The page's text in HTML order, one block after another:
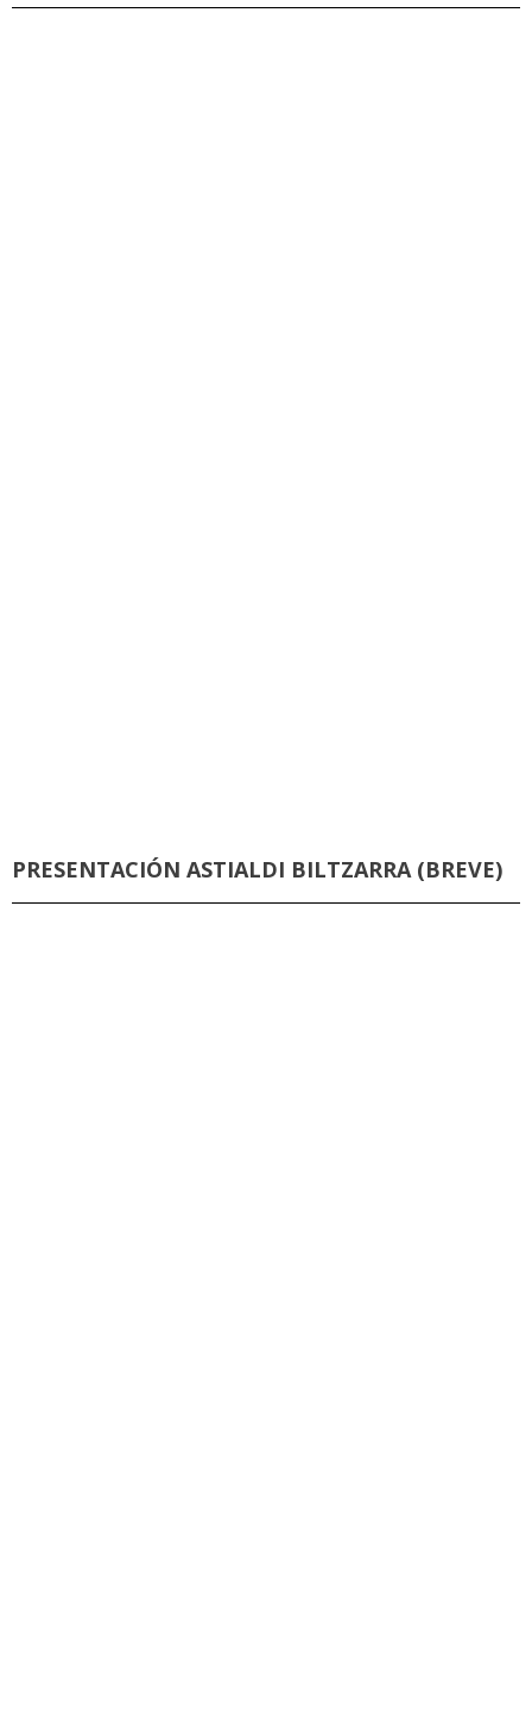
PRESENTACIÓN ASTIALDI BILTZARRA (BREVE)